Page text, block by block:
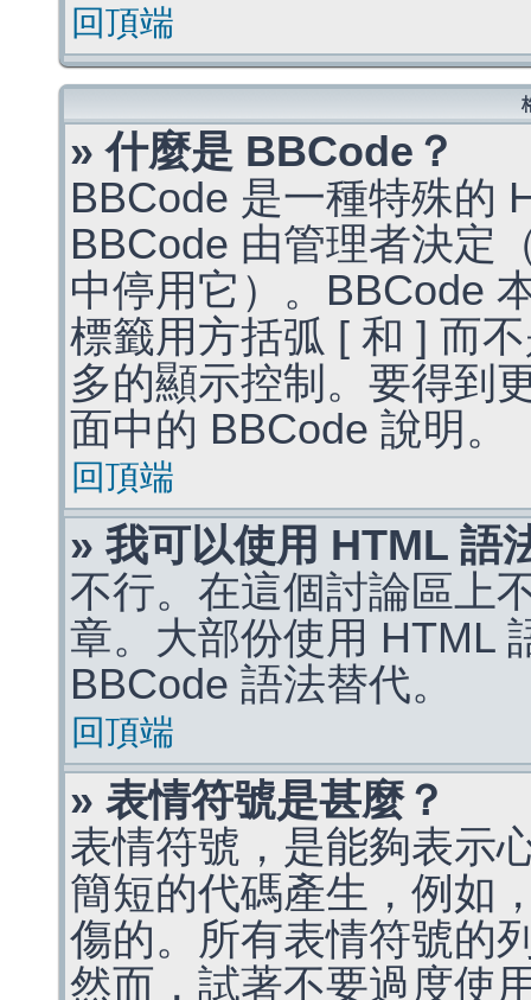
回頂端
» 什麼是 BBCode？
BBCode 是一種特殊的
BBCode 由管理者決定
中停用它）。BBCode
標籤用方括弧 [ 和 ] 而
多的顯示控制。要得到
面中的 BBCode 說明。
回頂端
» 我可以使用 HTML 語
不行。在這個討論區上
章。大部份使用 HTML
BBCode 語法替代。
回頂端
» 表情符號是甚麼？
表情符號，是能夠表示
簡短的代碼產生，例如
傷的。所有表情符號的
然而，試著不要過度使